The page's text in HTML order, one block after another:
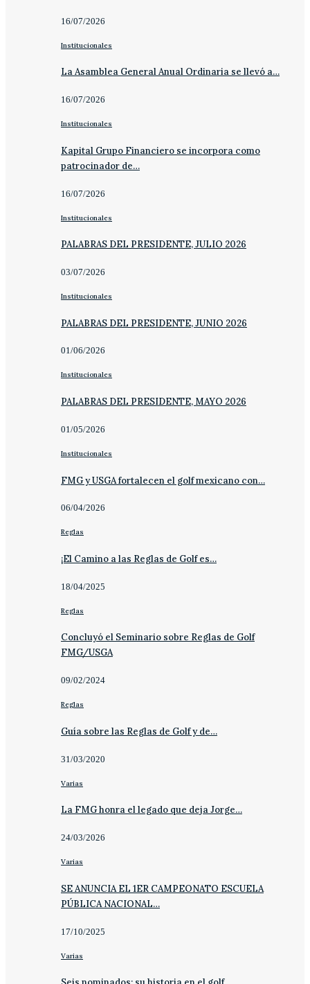
16/07/2026
Institucionales
La Asamblea General Anual Ordinaria se llevó a…
16/07/2026
Institucionales
Kapital Grupo Financiero se incorpora como
patrocinador de…
16/07/2026
Institucionales
PALABRAS DEL PRESIDENTE, JULIO 2026
03/07/2026
Institucionales
PALABRAS DEL PRESIDENTE, JUNIO 2026
01/06/2026
Institucionales
PALABRAS DEL PRESIDENTE, MAYO 2026
01/05/2026
Institucionales
FMG y USGA fortalecen el golf mexicano con…
06/04/2026
Reglas
¡El Camino a las Reglas de Golf es…
18/04/2025
Reglas
Concluyó el Seminario sobre Reglas de Golf
FMG/USGA
09/02/2024
Reglas
Guía sobre las Reglas de Golf y de…
31/03/2020
Varias
La FMG honra el legado que deja Jorge…
24/03/2026
Varias
SE ANUNCIA EL 1ER CAMPEONATO ESCUELA
PÚBLICA NACIONAL…
17/10/2025
Varias